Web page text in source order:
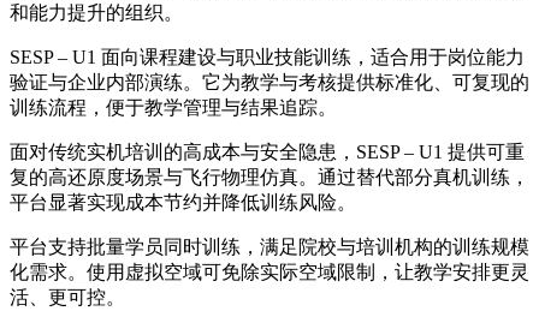
和能力提升的组织。
SESP – U1 面向课程建设与职业技能训练，适合用于岗位能力
验证与企业内部演练。它为教学与考核提供标准化、可复现的
训练流程，便于教学管理与结果追踪。
面对传统实机培训的高成本与安全隐患，SESP – U1 提供可重
复的高还原度场景与飞行物理仿真。通过替代部分真机训练，
平台显著实现成本节约并降低训练风险。
平台支持批量学员同时训练，满足院校与培训机构的训练规模
化需求。使用虚拟空域可免除实际空域限制，让教学安排更灵
活、更可控。